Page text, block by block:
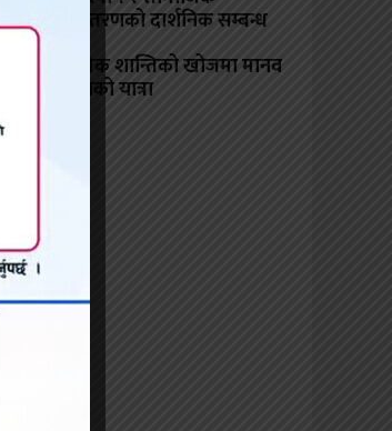
रूपान्तरणको दार्शनिक सम्बन्ध
आत्मिक शान्तिको खोजमा मानव
चेतनाको यात्रा